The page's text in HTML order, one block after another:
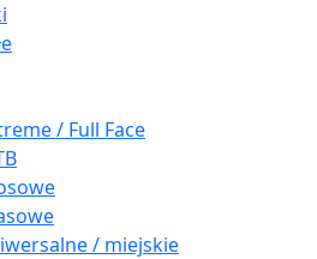
/ Full Face
/ miejskie